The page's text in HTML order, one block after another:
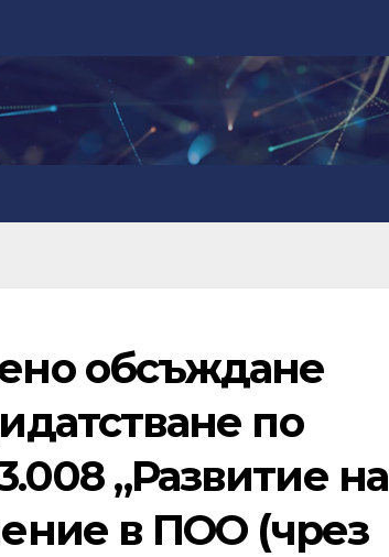
обсъждане
по
„Развитие на
в ПОО (чрез